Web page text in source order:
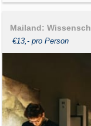
Mailand:
€13,- pro Person